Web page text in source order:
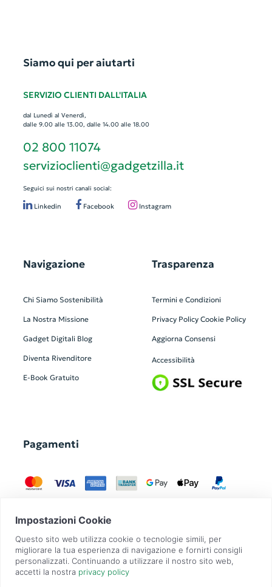
Siamo qui per aiutarti
SERVIZIO CLIENTI DALL'ITALIA
dal Lunedì al Venerdì,
dalle 9.00 alle 13.00, dalle 14.00 alle 18.00
02 800 11074
servizioclienti@gadgetzilla.it
Seguici sui nostri canali social:
Linkedin Facebook Instagram
Navigazione
Chi Siamo Sostenibilità
La Nostra Missione
Gadget Digitali Blog
Diventa Rivenditore
E-Book Gratuito
Trasparenza
Termini e Condizioni
Privacy Policy Cookie Policy
Aggiorna Consensi
Accessibilità
Pagamenti
GadgetZilla è un Brand di Overbi S.r.l.| realizzato con Contit
| © 2026 Tutti
i diritti riservati | P.IVA: 09351560967